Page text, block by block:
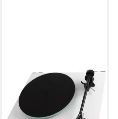
Planar 2 Plattenspieler inkl.
transparenter Abdeckhaube
weiß/schwarz Plattenspieler